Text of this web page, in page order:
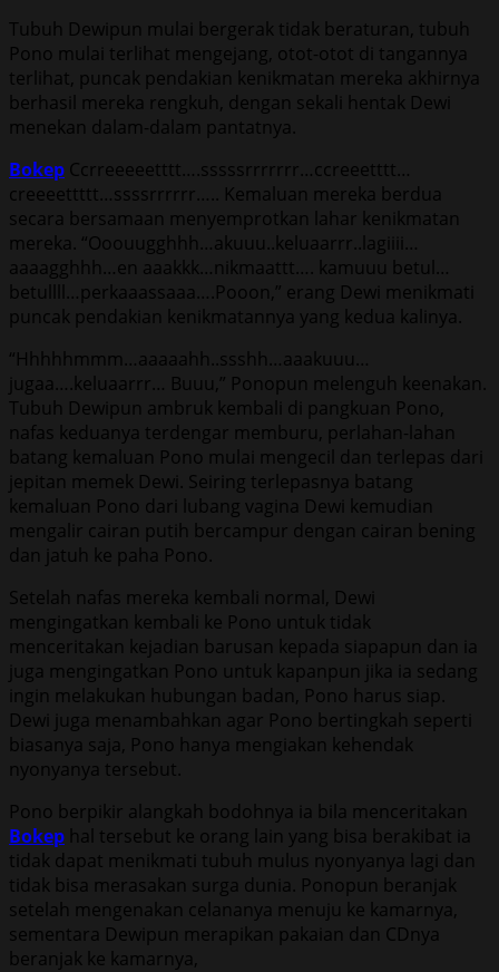
Tubuh Dewipun mulai bergerak tidak beraturan, tubuh
Pono mulai terlihat mengejang, otot-otot di tangannya
terlihat, puncak pendakian kenikmatan mereka akhirnya
berhasil mereka rengkuh, dengan sekali hentak Dewi
menekan dalam-dalam pantatnya.
Bokep Ccrreeeeetttt….sssssrrrrrrr…ccreeetttt…
creeeettttt…ssssrrrrrr….. Kemaluan mereka berdua
secara bersamaan menyemprotkan lahar kenikmatan
mereka. “Ooouugghhh…akuuu..keluaarrr..lagiiii…
aaaagghhh…en aaakkk…nikmaattt…. kamuuu betul…
betullll…perkaaassaaa….Pooon,” erang Dewi menikmati
puncak pendakian kenikmatannya yang kedua kalinya.
“Hhhhhmmm…aaaaahh..ssshh…aaakuuu…
jugaa….keluaarrr… Buuu,” Ponopun melenguh keenakan.
Tubuh Dewipun ambruk kembali di pangkuan Pono,
nafas keduanya terdengar memburu, perlahan-lahan
batang kemaluan Pono mulai mengecil dan terlepas dari
jepitan memek Dewi. Seiring terlepasnya batang
kemaluan Pono dari lubang vagina Dewi kemudian
mengalir cairan putih bercampur dengan cairan bening
dan jatuh ke paha Pono.
Setelah nafas mereka kembali normal, Dewi
mengingatkan kembali ke Pono untuk tidak
menceritakan kejadian barusan kepada siapapun dan ia
juga mengingatkan Pono untuk kapanpun jika ia sedang
ingin melakukan hubungan badan, Pono harus siap.
Dewi juga menambahkan agar Pono bertingkah seperti
biasanya saja, Pono hanya mengiakan kehendak
nyonyanya tersebut.
Pono berpikir alangkah bodohnya ia bila menceritakan
Bokep hal tersebut ke orang lain yang bisa berakibat ia
tidak dapat menikmati tubuh mulus nyonyanya lagi dan
tidak bisa merasakan surga dunia. Ponopun beranjak
setelah mengenakan celananya menuju ke kamarnya,
sementara Dewipun merapikan pakaian dan CDnya
beranjak ke kamarnya,